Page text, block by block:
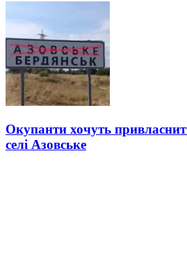
Окупанти хочуть
селі Азовське